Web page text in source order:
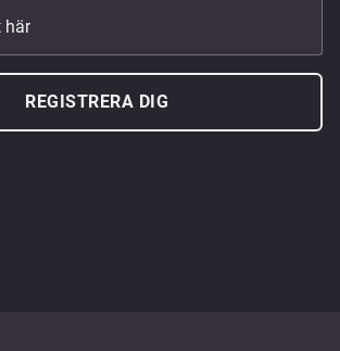
här
REGISTRERA DIG